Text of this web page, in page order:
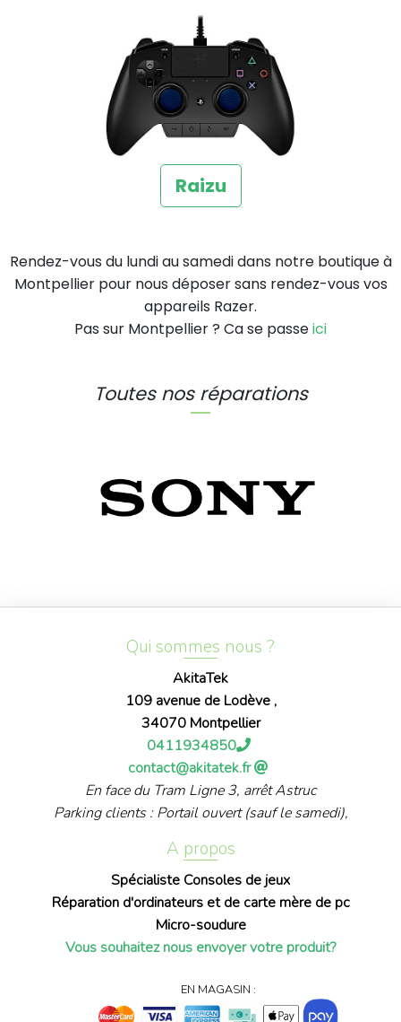
Raizu
Rendez-vous du lundi au samedi dans notre boutique à
Montpellier pour nous déposer sans rendez-vous vos
appareils Razer.
Pas sur Montpellier ? Ca se passeici
Toutes nos réparations
Qui sommes nous ?
AkitaTek
109 avenue de Lodève ,
34070 Montpellier
0411934850
contact@akitatek.fr
En face du Tram Ligne 3, arrêt Astruc
Parking clients : Portail ouvert (sauf le samedi),
A propos
Spécialiste Consoles de jeux
Réparation d'ordinateurs et de carte mère de pc
Micro-soudure
Vous souhaitez nous envoyer votre produit?
EN MAGASIN :